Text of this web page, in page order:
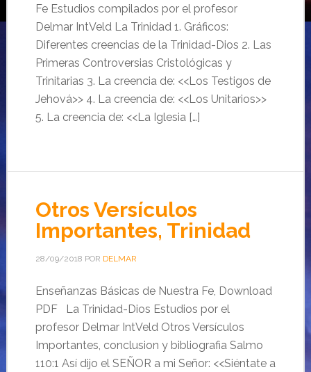
Fe Estudios compilados por el profesor
Delmar IntVeld La Trinidad 1. Gráficos:
Diferentes creencias de la Trinidad-Dios 2. Las
Primeras Controversias Cristológicas y
Trinitarias 3. La creencia de: <<Los Testigos de
Jehová>> 4. La creencia de: <<Los Unitarios>>
5. La creencia de: <<La Iglesia […]
Otros Versículos
Importantes, Trinidad
28/09/2018 POR DELMAR
Enseñanzas Básicas de Nuestra Fe, Download
PDF La Trinidad-Dios Estudios por el
profesor Delmar IntVeld Otros Versículos
Importantes, conclusion y bibliografia Salmo
110:1 Así dijo el SEÑOR a mi Señor: <<Siéntate a